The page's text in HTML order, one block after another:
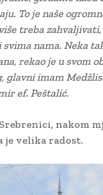
To je naše
treba
nama. Neka
rekao je u svom
glavni imam
ef. Peštalić.
nakom
je velika radost.